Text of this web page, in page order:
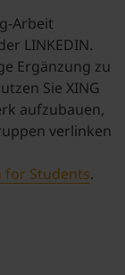
Arbeit
LINKEDIN.
Ergänzung zu
Sie XING
aufzubauen,
verlinken
for Students.